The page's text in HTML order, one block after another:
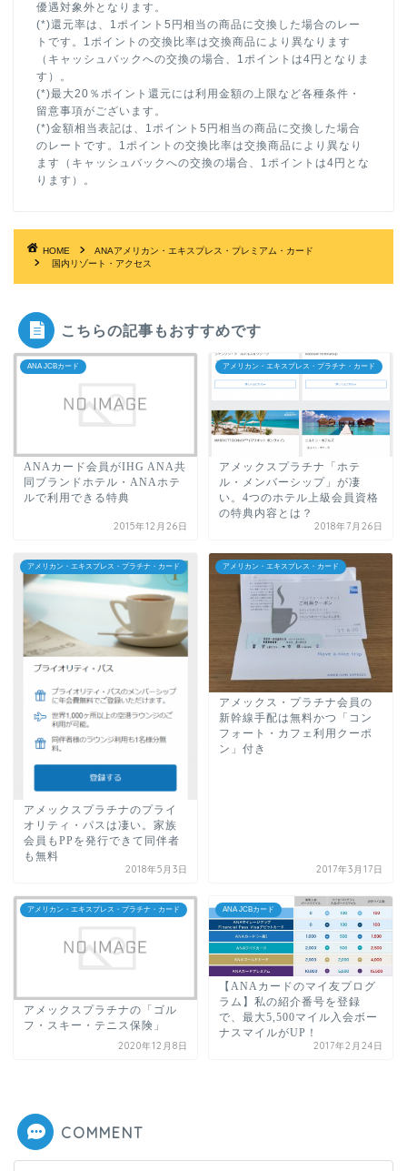
優遇対象外となります。
(*)還元率は、1ポイント5円相当の商品に交換した場合のレー
トです。1ポイントの交換比率は交換商品により異なります
（キャッシュバックへの交換の場合、1ポイントは4円となりま
す）。
(*)最大20％ポイント還元には利用金額の上限など各種条件・
留意事項がございます。
(*)金額相当表記は、1ポイント5円相当の商品に交換した場合
のレートです。1ポイントの交換比率は交換商品により異なり
ます（キャッシュバックへの交換の場合、1ポイントは4円とな
ります）。
HOME
ANAアメリカン・エキスプレス・プレミアム・カード
国内リゾート・アクセス
こちらの記事もおすすめです
ANA JCBカード
ANAカード会員がIHG ANA共
同ブランドホテル・ANAホテ
ルで利用できる特典
2015年12月26日
アメリカン・エキスプレス・プラチナ・カード
アメックスプラチナ「ホテ
ル・メンバーシップ」が凄
い。4つのホテル上級会員資格
の特典内容とは？
2018年7月26日
アメリカン・エキスプレス・プラチナ・カード
アメックスプラチナのプライ
オリティ・パスは凄い。家族
会員もPPを発行できて同伴者
も無料
2018年5月3日
アメリカン・エキスプレス・カード
アメックス・プラチナ会員の
新幹線手配は無料かつ「コン
フォート・カフェ利用クーポ
ン」付き
2017年3月17日
アメリカン・エキスプレス・プラチナ・カード
アメックスプラチナの「ゴル
フ・スキー・テニス保険」
2020年12月8日
ANA JCBカード
【ANAカードのマイ友プログ
ラム】私の紹介番号を登録
で、最大5,500マイル入会ボー
ナスマイルがUP！
2017年2月24日
COMMENT